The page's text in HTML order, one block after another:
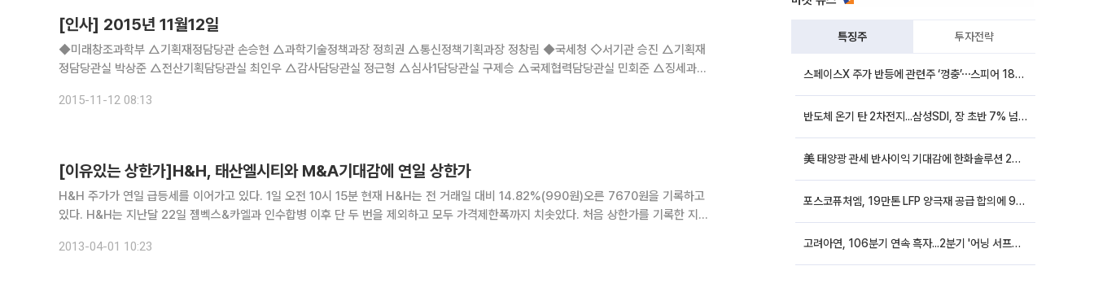
[인사] 2015년 11월12일
◆미래창조과학부 △기획재정담당관 손승현 △과학기술정책과장 정희권 △통신정책기획과장 정창림 ◆국세청 ◇서기관 승진 △기획재
정담당관실 박상준 △전산기획담당관실 최인우 △감사담당관실 정근형 △심사1담당관실 구제승 △국제협력담당관실 민회준 △징세과
2015-11-12 08:13
[이유있는 상한가]H&H, 태산엘시티와 M&A기대감에 연일 상한가
H&H 주가가 연일 급등세를 이어가고 있다. 1일 오전 10시 15분 현재 H&H는 전 거래일 대비 14.82%(990원)오른 7670원을 기록하고
있다. H&H는 지난달 22일 젬벡스&카엘과 인수합병 이후 단 두 번을 제외하고 모두 가격제한폭까지 치솟았다. 처음 상한가를 기록한 지난
2013-04-01 10:23
특징주 투자전략
스페이스X 주가 반등에 관련주 ‘껑충’⋯스피어 18%ㆍ에이치브이엠 12%↑
반도체 온기 탄 2차전지...삼성SDI, 장 초반 7% 넘게 껑충
美 태양광 관세 반사이익 기대감에 한화솔루션 20%대·OCI홀딩스 14%대 급등
포스코퓨처엠, 19만톤 LFP 양극재 공급 합의에 9%대 강세
고려아연, 106분기 연속 흑자...2분기 '어닝 서프라이즈'에 장 초반 12%대 강세